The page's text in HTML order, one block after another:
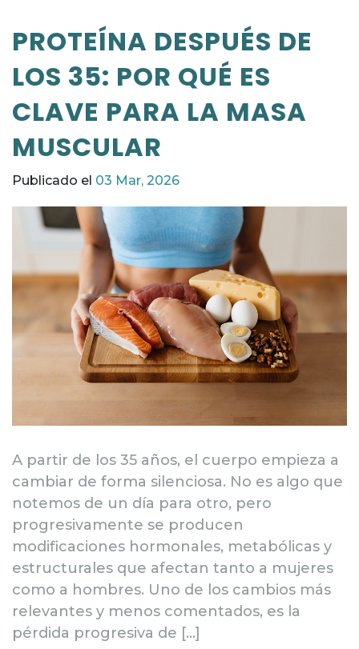
PROTEÍNA DESPUÉS DE
LOS 35: POR QUÉ ES
CLAVE PARA LA MASA
MUSCULAR
Publicado el 03 Mar, 2026
A partir de los 35 años, el cuerpo empieza a
cambiar de forma silenciosa. No es algo que
notemos de un día para otro, pero
progresivamente se producen
modificaciones hormonales, metabólicas y
estructurales que afectan tanto a mujeres
como a hombres. Uno de los cambios más
relevantes y menos comentados, es la
pérdida progresiva de […]